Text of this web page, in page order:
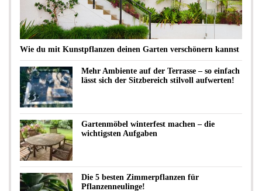
Wie du mit Kunstpflanzen deinen Garten verschönern kannst
Mehr Ambiente auf der Terrasse – so einfach
lässt sich der Sitzbereich stilvoll aufwerten!
Gartenmöbel winterfest machen – die
wichtigsten Aufgaben
Die 5 besten Zimmerpflanzen für
Pflanzenneulinge!